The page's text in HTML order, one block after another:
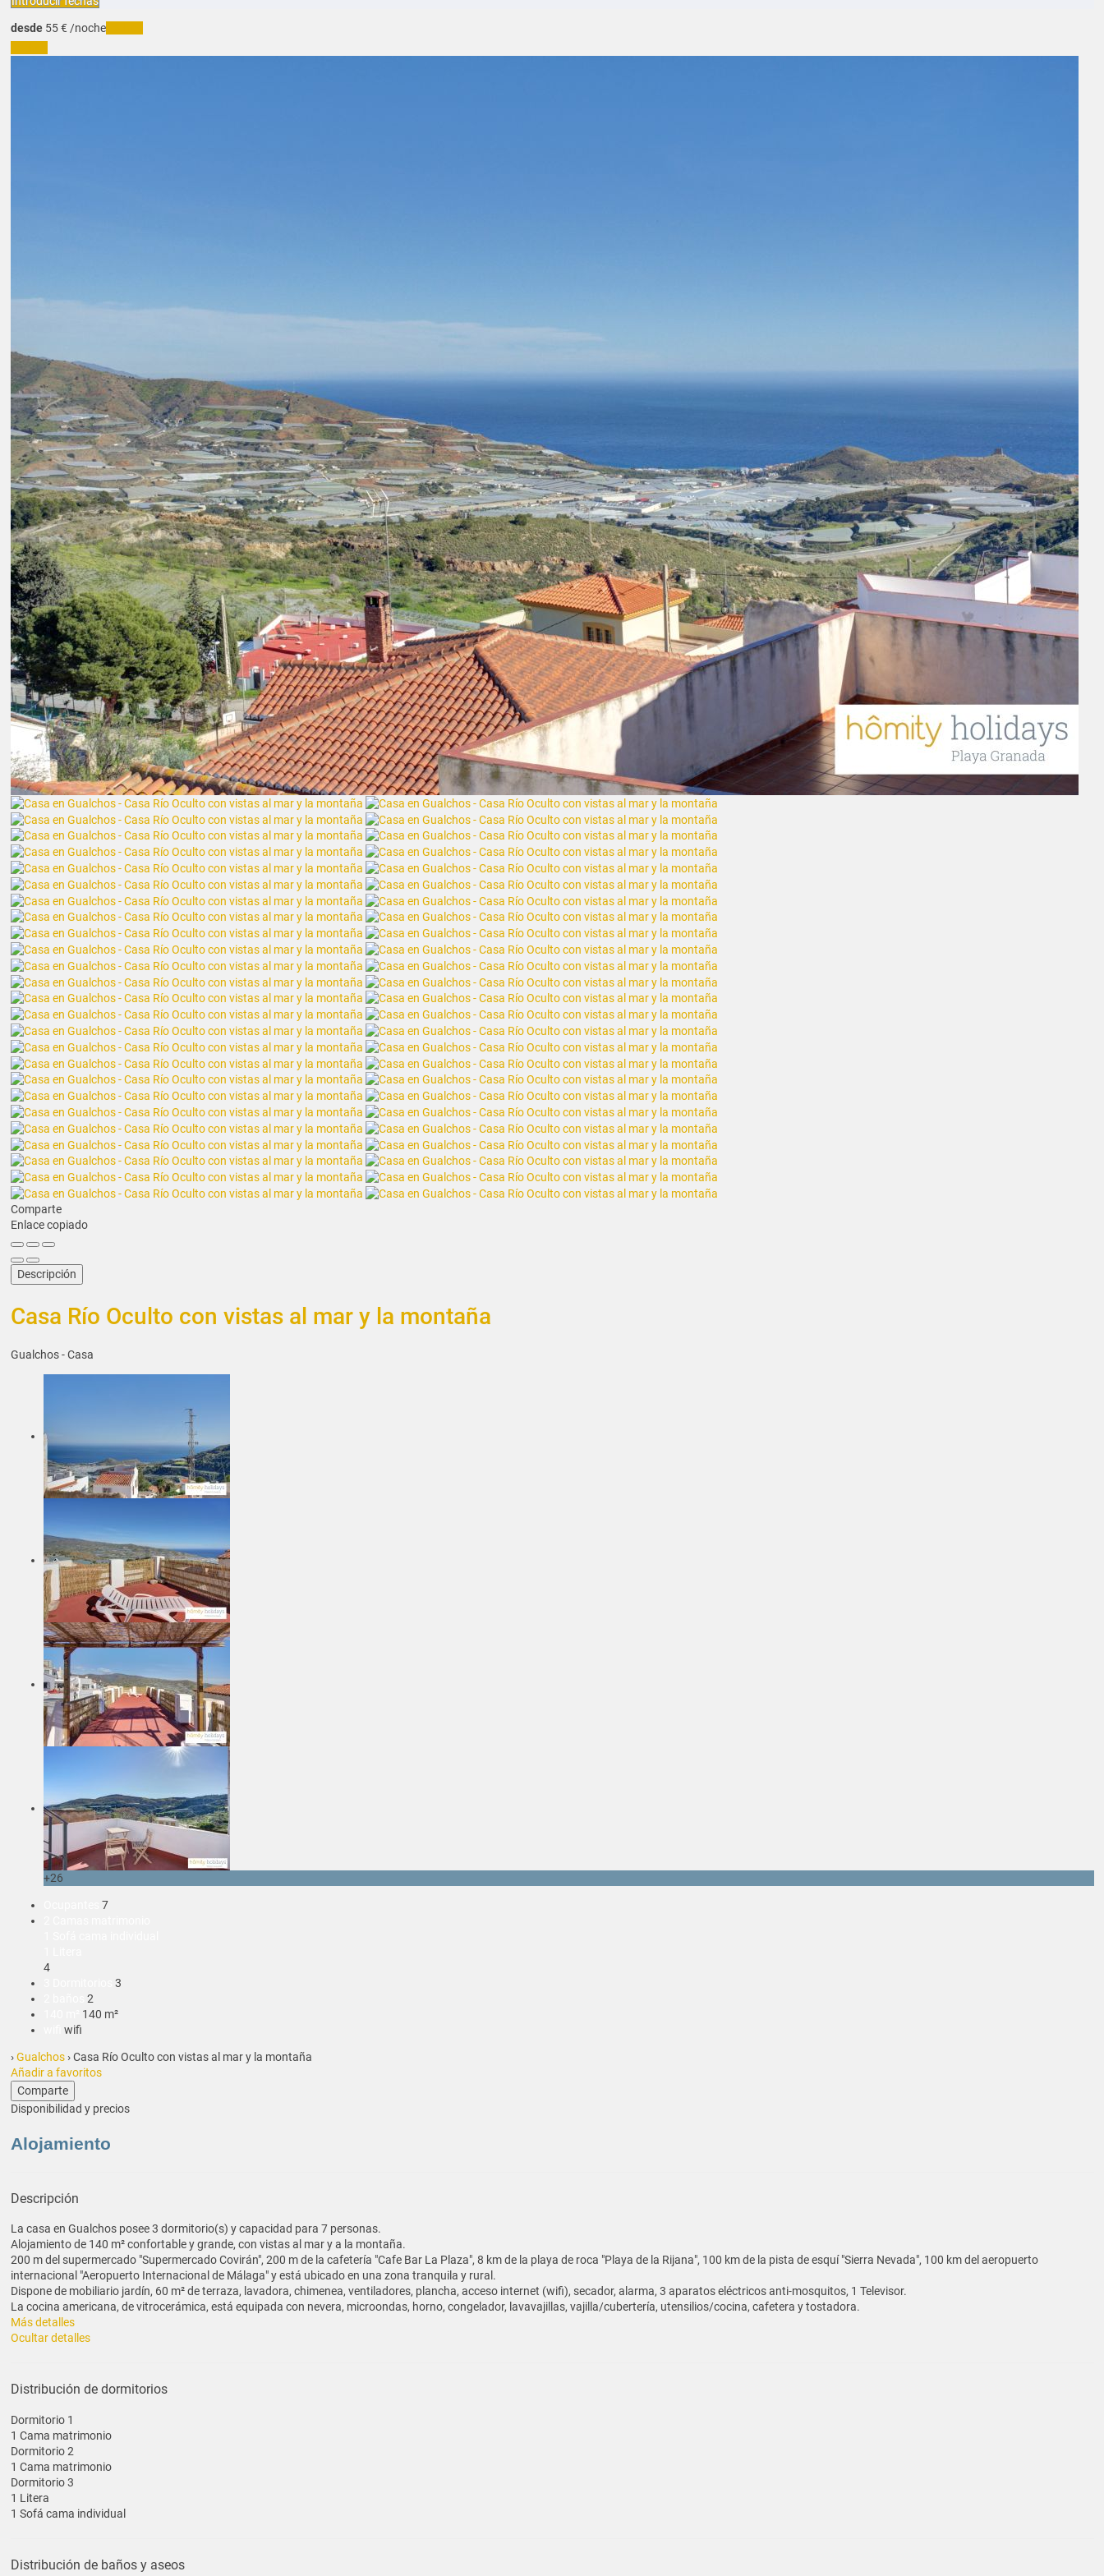
desde55€ /nocheFechas
Comparte
Enlace copiado
Descripción
Casa Río Oculto con vistas al mar y la montaña
Gualchos -Casa
+26
7
4
3
2
140 m²
wifi
›Gualchos› Casa Río Oculto con vistas al mar y la montaña
Añadir a favoritos
Comparte
Disponibilidad y precios
Alojamiento
Descripción
La casa en Gualchos posee 3 dormitorio(s) y capacidad para 7 personas.
Alojamiento de 140 m² confortable y grande, con vistas al mar y a la montaña.
200 m del supermercado "Supermercado Covirán", 200 m de la cafetería "Cafe Bar La Plaza", 8 km de la playa de roca "Playa de la Rijana", 100 km de la pista de esquí "Sierra Nevada", 100 km del aeropuerto
internacional "Aeropuerto Internacional de Málaga" y está ubicado en una zona tranquila y rural.
Dispone de mobiliario jardín, 60 m² de terraza, lavadora, chimenea, ventiladores, plancha, acceso internet (wifi), secador, alarma, 3 aparatos eléctricos anti-mosquitos, 1 Televisor.
La cocina americana, de vitrocerámica, está equipada con nevera, microondas, horno, congelador, lavavajillas, vajilla/cubertería, utensilios/cocina, cafetera y tostadora.
Más detalles
Ocultar detalles
Distribución de dormitorios
Dormitorio 1
1 Cama matrimonio
Dormitorio 2
1 Cama matrimonio
Dormitorio 3
1 Litera
1 Sofá cama individual
Distribución de baños y aseos